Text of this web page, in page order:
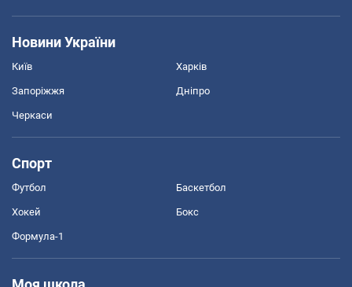
Новини України
Київ Харків
Запоріжжя Дніпро
Черкаси
Спорт
Футбол Баскетбол
Хокей Бокс
Формула-1